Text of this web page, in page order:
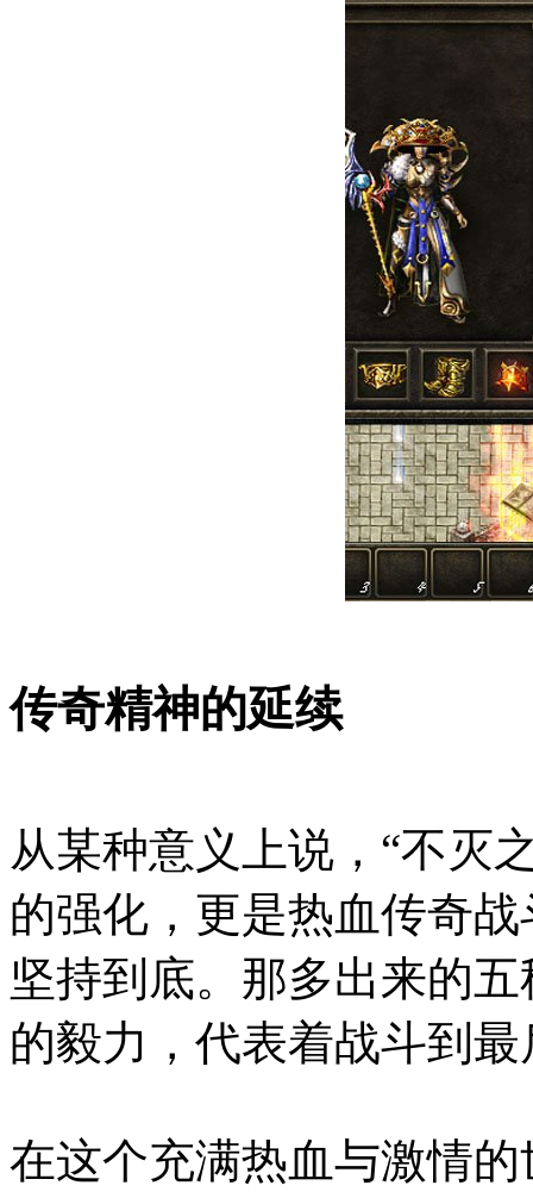
传奇精神的延续
从某种意义上说，“不灭
的强化，更是热血传奇
坚持到底。那多出来的
的毅力，代表着战斗到
在这个充满热血与激情